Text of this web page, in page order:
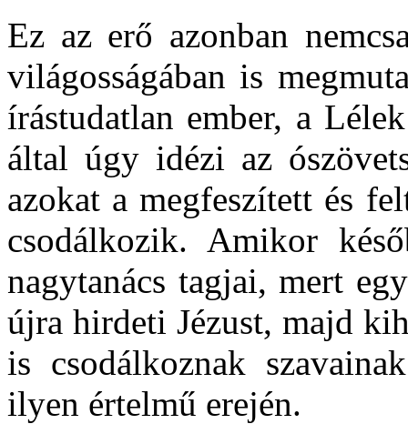
Ez az erő azonban
világosságában is
írástudatlan ember, a
által úgy idézi az
azokat a megfeszített és
csodálkozik. Amikor
nagytanács tagjai, mert
újra hirdeti Jézust, majd
is csodálkoznak
ilyen értelmű erején.